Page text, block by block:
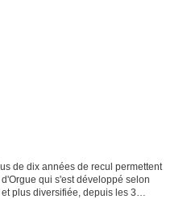
de dix années de recul permettent
qui s'est développé selon
plus diversifiée, depuis les 3